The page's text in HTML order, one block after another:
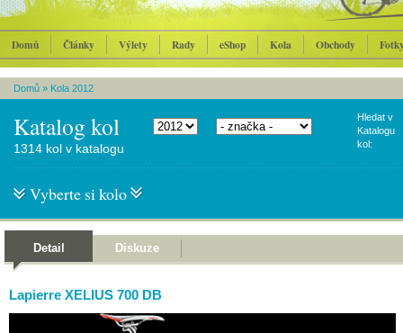
Domů Články Výlety Rady eShop Kola Obchody
Domů » Kola 2012
Katalog kol
Hledat v
Katalogu
kol:
1314 kol v katalogu
Vyberte si kolo
Detail Diskuze
Lapierre XELIUS 700 DB